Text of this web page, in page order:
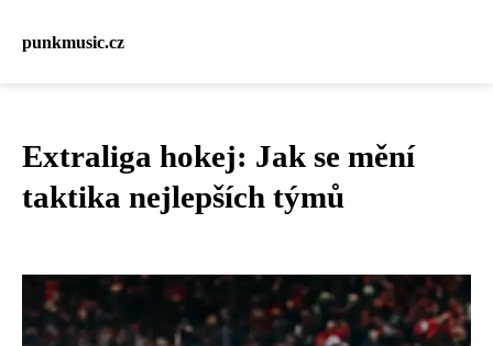
punkmusic.cz
Extraliga hokej: Jak se mění
taktika nejlepších týmů